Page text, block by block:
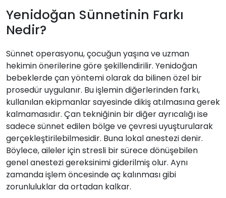
Yenidoğan Sünnetinin Farkı
Nedir?
Sünnet operasyonu, çocuğun yaşına ve uzman
hekimin önerilerine göre şekillendirilir. Yenidoğan
bebeklerde çan yöntemi olarak da bilinen özel bir
prosedür uygulanır. Bu işlemin diğerlerinden farkı,
kullanılan ekipmanlar sayesinde dikiş atılmasına gerek
kalmamasıdır. Çan tekniğinin bir diğer ayrıcalığı ise
sadece sünnet edilen bölge ve çevresi uyuşturularak
gerçekleştirilebilmesidir. Buna lokal anestezi denir.
Böylece, aileler için stresli bir sürece dönüşebilen
genel anestezi gereksinimi giderilmiş olur. Aynı
zamanda işlem öncesinde aç kalınması gibi
zorunluluklar da ortadan kalkar.